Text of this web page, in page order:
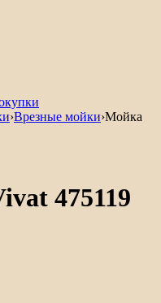
›Врезные мойки›Мойка
475119